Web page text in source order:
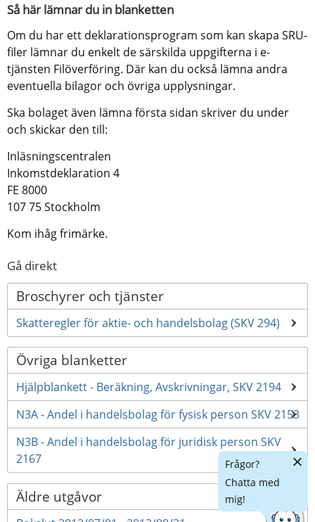
Så här lämnar du in blanketten
Om du har ett deklarationsprogram som kan skapa SRU-
filer lämnar du enkelt de särskilda uppgifterna i e-
tjänsten Filöverföring. Där kan du också lämna andra
eventuella bilagor och övriga upplysningar.
Ska bolaget även lämna första sidan skriver du under
och skickar den till:
Inläsningscentralen
Inkomstdeklaration 4
FE 8000
107 75 Stockholm
Kom ihåg frimärke.
Gå direkt
Broschyrer och tjänster
Skatteregler för aktie- och handelsbolag (SKV 294)
Övriga blanketter
Hjälpblankett - Beräkning, Avskrivningar, SKV 2194
N3A - Andel i handelsbolag för fysisk person SKV 2153
N3B - Andel i handelsbolag för juridisk person SKV
2167
Äldre utgåvor
Frågor?
Chatta med
mig!
Dölj